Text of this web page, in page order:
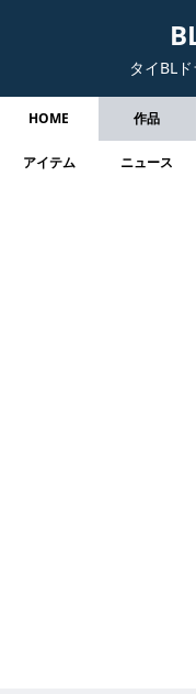
タイBL
HOME 作品
アイテム ニュース